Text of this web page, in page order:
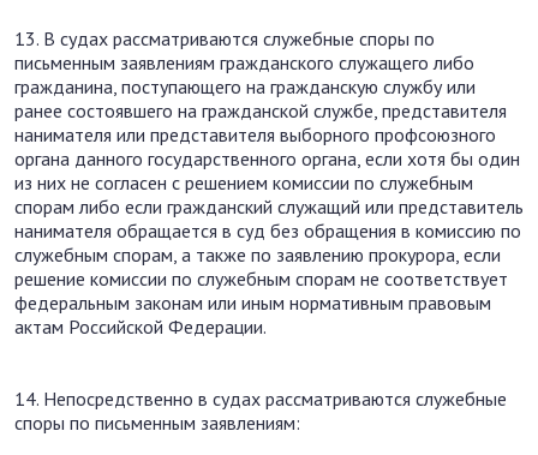
13. В судах рассматриваются служебные споры по
письменным заявлениям гражданского служащего либо
гражданина, поступающего на гражданскую службу или
ранее состоявшего на гражданской службе, представителя
нанимателя или представителя выборного профсоюзного
органа данного государственного органа, если хотя бы один
из них не согласен с решением комиссии по служебным
спорам либо если гражданский служащий или представитель
нанимателя обращается в суд без обращения в комиссию по
служебным спорам, а также по заявлению прокурора, если
решение комиссии по служебным спорам не соответствует
федеральным законам или иным нормативным правовым
актам Российской Федерации.
14. Непосредственно в судах рассматриваются служебные
споры по письменным заявлениям: